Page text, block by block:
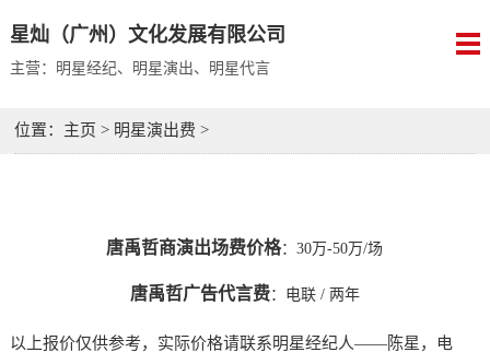
星灿（广州）文化发展有限公司
主营：明星经纪、明星演出、明星代言
位置： 主页 > 明星演出费 >
唐禹哲商演出场费价格：30万-50万/场
唐禹哲广告代言费： 电联/ 两年
以上报价仅供参考，实际价格请联系明星经纪人——陈星，电